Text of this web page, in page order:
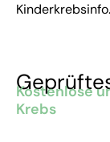
Kostenlose
Krebs